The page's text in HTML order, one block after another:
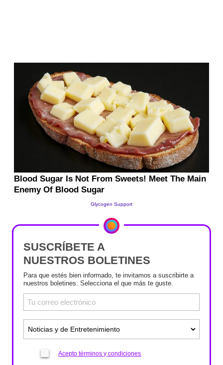
SUSCRÍBETE A
NUESTROS BOLETINES
Para que estés bien informado, te invitamos a suscribirte a
nuestros boletines. Selecciona el que más te guste.
Acepto términos y condiciones